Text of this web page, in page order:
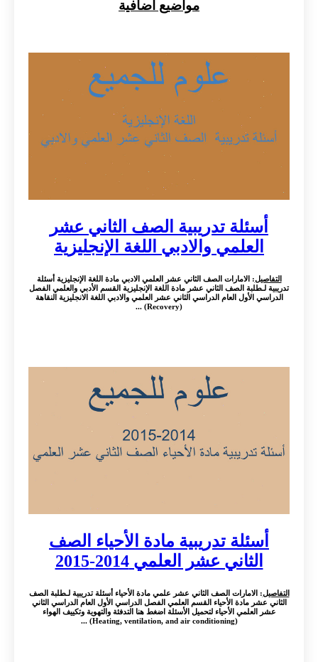
مواضيع اضافية
أسئلة تدريبية الصف الثاني عشر
العلمي والادبي اللغة الإنجليزية
التفاصيل: الامارات الصف الثاني عشر العلمي الادبي مادة اللغة الإنجليزية أسئلة
تدريبية لـطلبة الصف الثاني عشر مادة اللغة الإنجليزية القسم الأدبي والعلمي الفصل
الدراسي الأول العام الدراسي الثاني عشر العلمي والادبي اللغة الانجليزية النقاهة
(Recovery) ...
أسئلة تدريبية مادة الأحياء الصف
الثاني عشر العلمي 2014-2015
التفاصيل: الامارات الصف الثاني عشر علمي مادة الأحياء أسئلة تدريبية لـطلبة الصف
الثاني عشر مادة الأحياء القسم العلمي الفصل الدراسي الأول العام الدراسي الثاني
عشر العلمي الأحياء لتحميل الأسئلة اضغط هنا التدفئة والتهوية وتكييف الهواء
(Heating, ventilation, and air conditioning) ...